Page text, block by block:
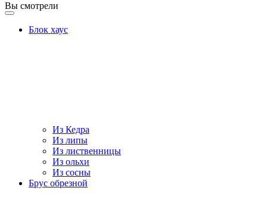
Вы смотрели
Блок хаус
Из Кедра
Из липы
Из лиственницы
Из ольхи
Из сосны
Брус обрезной